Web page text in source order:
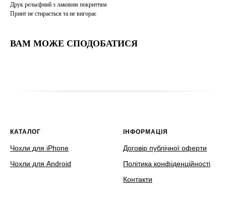
Друк рельєфний з лаковим покриттям
Принт не стирається та не вигорає
ВАМ МОЖЕ СПОДОБАТИСЯ
КАТАЛОГ
Чохли для iPhone
Чохли для Android
ІНФОРМАЦІЯ
Договір публічної оферти
Політика конфіденційності
Контакти